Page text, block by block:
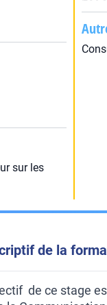
sur les
de la
de ce stage